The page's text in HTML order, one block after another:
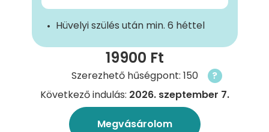
Hüvelyi szülés után min. 6 héttel
19900 Ft
Szerezhető hűségpont: 150
?
Következő indulás: 2026. szeptember 7.
Megvásárolom